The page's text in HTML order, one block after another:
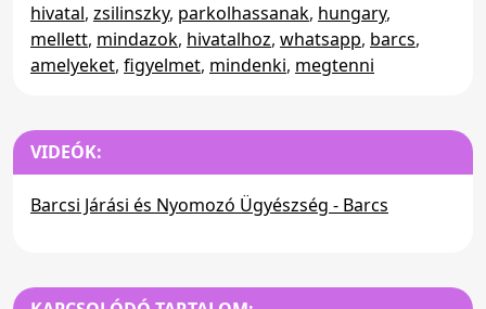
hivatal, zsilinszky, parkolhassanak, hungary,
mellett, mindazok, hivatalhoz, whatsapp, barcs,
amelyeket, figyelmet, mindenki, megtenni
VIDEÓK:
Barcsi Járási és Nyomozó Ügyészség - Barcs